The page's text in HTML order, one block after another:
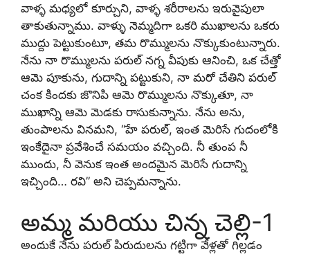
వాళ్ళ మధ్యలో కూర్చుని, వాళ్ళ శరీరాలను ఇరువైపులా
తాకుతున్నాము. వాళ్ళు నెమ్మదిగా ఒకరి ముఖాలను ఒకరు
ముద్దు పెట్టుకుంటూ, తమ రొమ్ములను నొక్కుకుంటున్నారు.
నేను నా రొమ్ములను పరుల్ నగ్న వీపుకు ఆనించి, ఒక చేత్తో
ఆమె పూకును, గుదాన్ని పట్టుకుని, నా మరో చేతిని పరుల్
చంక కిందకు జొనిపి ఆమె రొమ్ములను నొక్కుతూ, నా
ముఖాన్ని ఆమె మెడకు రాసుకున్నాను. నేను అను,
తుంపాలను వినమని, “హే పరుల్, ఇంత మెరిసే గుదంలోకి
ఇంకేదైనా ప్రవేశించే సమయం వచ్చింది. నీ తుంప నీ
ముందు, నీ వెనుక ఇంత అందమైన మెరిసే గుదాన్ని
ఇచ్చింది… రవి” అని చెప్పమన్నాను.
అమ్మ మరియు చిన్న చెల్లి-1
అందుకే నేను పరుల్ పిరుదులను గట్టిగా వేళ్లతో గిల్లడం